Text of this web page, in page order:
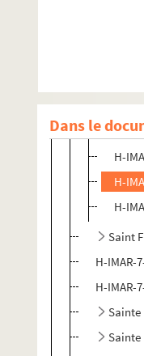
Dans le
Saint
Saint
H-
H-
H-
H-
H-
Saint
H-IMAR-
H-IMAR-
Sainte
Sainte